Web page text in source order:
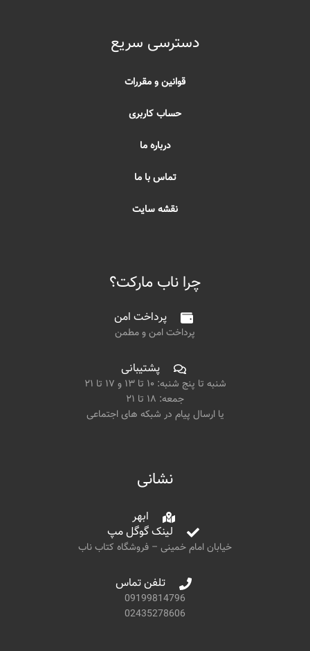
دسترسی سریع
قوانین و مقررات
حساب کاربری
درباره ما
تماس با ما
نقشه سایت
چرا ناب مارکت؟
پرداخت امن
پرداخت امن و مطمن
پشتیبانی
شنبه تا پنج شنبه: ۱۰ تا ۱۳ و ۱۷ تا ۲۱
جمعه: ۱۸ تا ۲۱
یا ارسال پیام در شبکه های اجتماعی
نشانی
ابهر
لینک گوگل مپ
خیابان امام خمینی – فروشگاه کتاب ناب
تلفن تماس
09199814796
02435278606